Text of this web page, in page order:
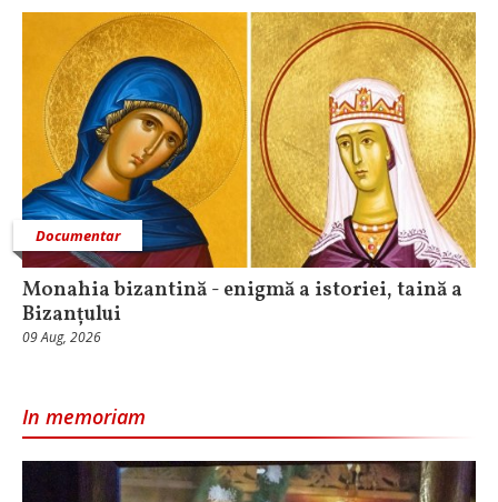
Documentar
Monahia bizantină - enigmă a istoriei, taină a
Bizanțului
09 Aug, 2026
In memoriam